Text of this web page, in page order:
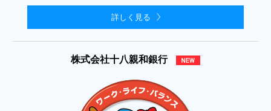
詳しく見る
株式会社十八親和銀行